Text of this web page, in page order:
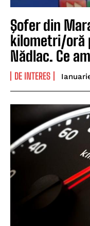
Şofer din
kilometri/oră
Nădlac. Ce
DE INTERES